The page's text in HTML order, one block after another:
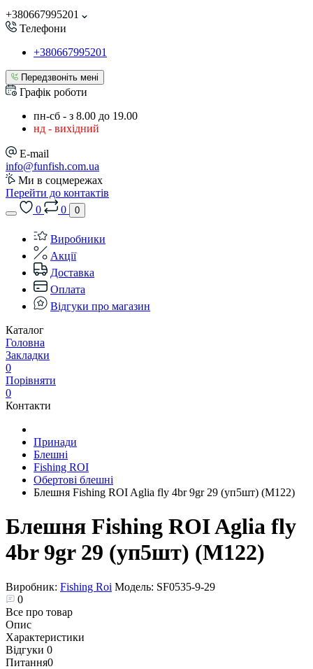
+380667995201
Телефони
+380667995201
Передзвоніть мені
Графік роботи
пн-сб - з 8.00 до 19.00
нд - вихідний
E-mail
info@funfish.com.ua
Ми в соцмережах
Перейти до контактів
0
0 0
Виробники
Акції
Доставка
Оплата
Відгуки про магазин
Каталог
Головна
Закладки
0
Порівняти
0
Контакти
Принади
Блешні
Fishing ROI
Обертові блешні
Блешня Fishing ROI Aglia fly 4br 9gr 29 (уп5шт) (M122)
Блешня Fishing ROI Aglia fly
4br 9gr 29 (уп5шт) (M122)
Виробник: Fishing Roi Модель: SF0535-9-29
0
Все про товар
Опис
Характеристики
Відгуки 0
Питання0